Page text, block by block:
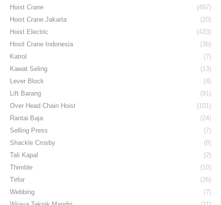
Hoist Crane
(497)
Hoist Crane Jakarta
(20)
Hoist Electric
(433)
Hosit Crane Indonesia
(36)
Katrol
(7)
Kawat Seling
(13)
Lever Block
(4)
Lift Barang
(91)
Over Head Chain Hoist
(101)
Rantai Baja
(24)
Selling Press
(7)
Shackle Crosby
(8)
Tali Kapal
(2)
Thimble
(10)
Tirfor
(26)
Webbing
(7)